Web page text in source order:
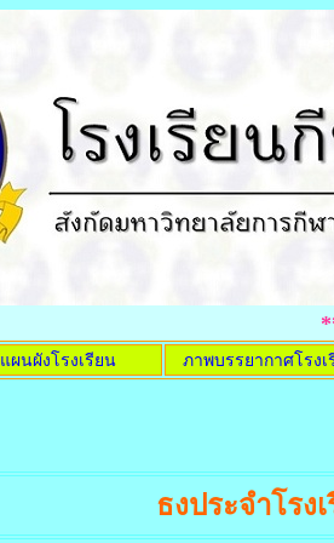
แผนผังโรงเรียน ภาพบรรยากาศโรงเ
ธงประจำโรง